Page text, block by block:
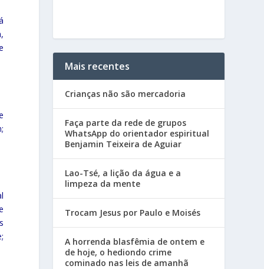
Mais recentes
Crianças não são mercadoria
Faça parte da rede de grupos
WhatsApp do orientador espiritual
Benjamin Teixeira de Aguiar
Lao-Tsé, a lição da água e a
limpeza da mente
Trocam Jesus por Paulo e Moisés
A horrenda blasfêmia de ontem e
de hoje, o hediondo crime
cominado nas leis de amanhã